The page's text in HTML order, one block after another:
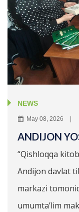
NEWS
May 08, 2026
ANDIJON
“Qishloqqa
Andijon davlat
markazi
umumta’lim